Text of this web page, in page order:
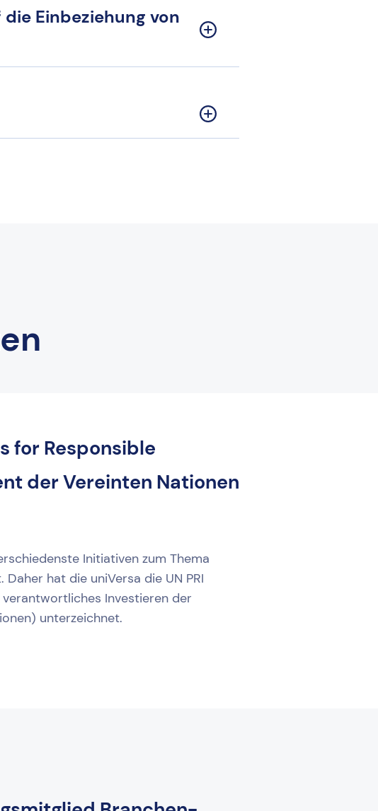
Einbeziehung von
for Responsible
der Vereinten Nationen
Initiativen zum Thema
Daher hat die uniVersa die UN PRI
verantwortliches Investieren der
unterzeichnet.